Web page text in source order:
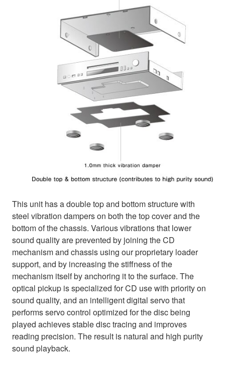
This unit has a double top and bottom structure with
steel vibration dampers on both the top cover and the
bottom of the chassis. Various vibrations that lower
sound quality are prevented by joining the CD
mechanism and chassis using our proprietary loader
support, and by increasing the stiffness of the
mechanism itself by anchoring it to the surface. The
optical pickup is specialized for CD use with priority on
sound quality, and an intelligent digital servo that
performs servo control optimized for the disc being
played achieves stable disc tracing and improves
reading precision. The result is natural and high purity
sound playback.